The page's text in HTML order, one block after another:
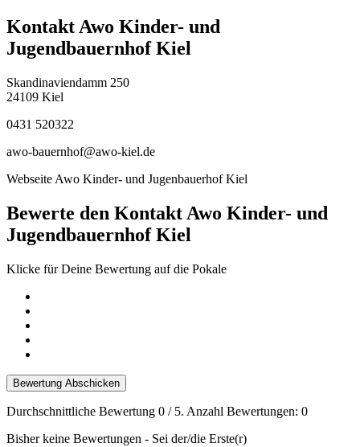
Kontakt Awo Kinder- und
Jugendbauernhof Kiel
Skandinaviendamm 250
24109 Kiel
0431 520322
awo-bauernhof@awo-kiel.de
Webseite Awo Kinder- und Jugenbauerhof Kiel
Bewerte den Kontakt Awo Kinder- und
Jugendbauernhof Kiel
Klicke für Deine Bewertung auf die Pokale
Bewertung Abschicken
Durchschnittliche Bewertung 0 / 5. Anzahl Bewertungen: 0
Bisher keine Bewertungen - Sei der/die Erste(r)